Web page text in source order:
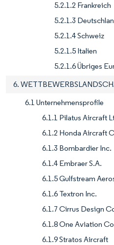
5.2.1.2 Frankreich
5.2.1.3
5.2.1.4 Schweiz
5.2.1.5 Italien
5.2.1.6 Übriges
6.
6.1 Unternehmensprofile
6.1.1 Pilatus Aircraft
6.1.2 Honda Aircraft
6.1.3 Bombardier Inc.
6.1.4 Embraer S.A.
6.1.5 Gulfstream
6.1.6 Textron Inc.
6.1.7 Cirrus Design
6.1.8 One Aviation
6.1.9 Stratos Aircraft